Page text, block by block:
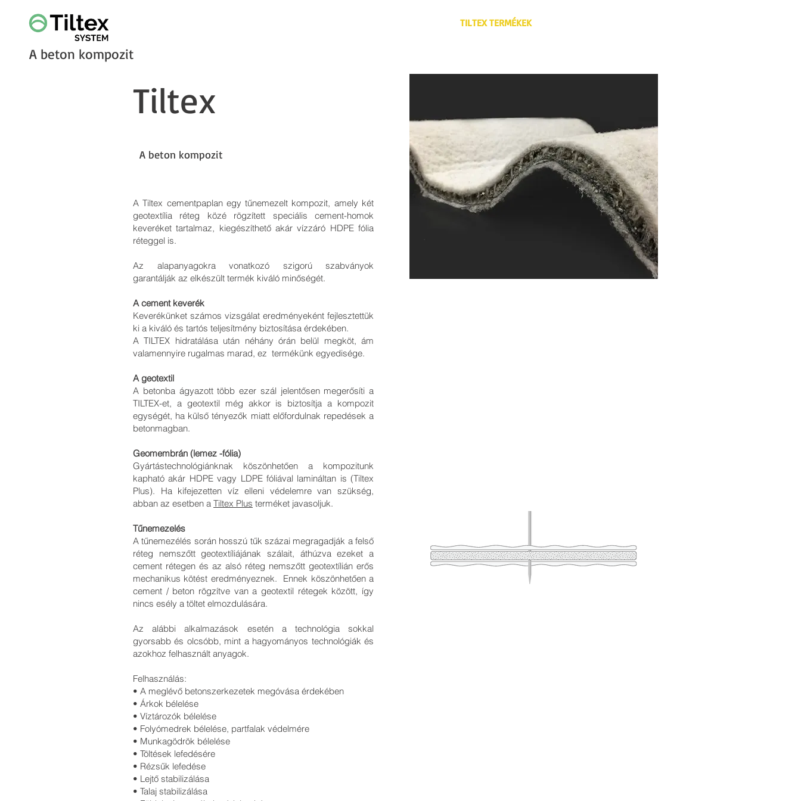
A beton kompozit
TILTEX TERMÉKEK
Tiltex
A beton kompozit
A Tiltex cementpaplan egy tűnemezelt kompozit, amely két
geotextília réteg közé rögzített speciális cement-homok
keveréket tartalmaz, kiegészíthető akár vízzáró HDPE fólia
réteggel is.
Az alapanyagokra vonatkozó szigorú szabványok
garantálják az elkészült termék kiváló minőségét.
A cement keverék
Keverékünket számos vizsgálat eredményeként fejlesztettük
ki a kiváló és tartós teljesítmény biztosítása érdekében.
A TILTEX hidratálása után néhány órán belül megköt, ám
valamennyire rugalmas marad, ez termékünk egyedisége.
A geotextil
A betonba ágyazott több ezer szál jelentősen megerősíti a
TILTEX-et, a geotextil még akkor is biztosítja a kompozit
egységét, ha külső tényezők miatt előfordulnak repedések a
betonmagban.
Geomembrán (lemez -fólia)
Gyártástechnológiánknak köszönhetően a kompozitunk
kapható akár HDPE vagy LDPE fóliával lamináltan is (Tiltex
Plus). Ha kifejezetten víz elleni védelemre van szükség,
abban az esetben a Tiltex Plus terméket javasoljuk.
Tűnemezelés
A tűnemezélés során hosszú tűk százai megragadják a felső
réteg nemszőtt geotextíliájának szálait, áthúzva ezeket a
cement rétegen és az alsó réteg nemszőtt geotextílián erős
mechanikus kötést eredményeznek. Ennek köszönhetően a
cement / beton rögzítve van a geotextil rétegek között, így
nincs esély a töltet elmozdulására.
Az alábbi alkalmazások esetén a technológia sokkal
gyorsabb és olcsóbb, mint a hagyományos technológiák és
azokhoz felhasznált anyagok.
Felhasználás:
• A meglévő betonszerkezetek megóvása érdekében
• Árkok bélelése
• Víztározók bélelése
• Folyómedrek bélelése, partfalak védelmére
• Munkagödrök bélelése
• Töltések lefedésére
• Rézsűk lefedése
• Lejtő stabilizálása
• Talaj stabilizálása